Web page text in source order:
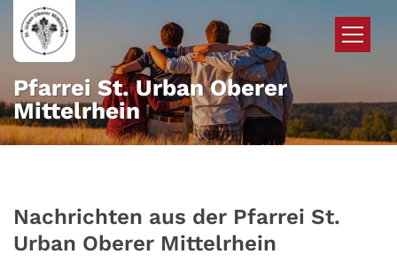
Zum Inhalt springen
Pfarrei St. Urban Oberer
Mittelrhein
Nachrichten aus der Pfarrei St.
Urban Oberer Mittelrhein